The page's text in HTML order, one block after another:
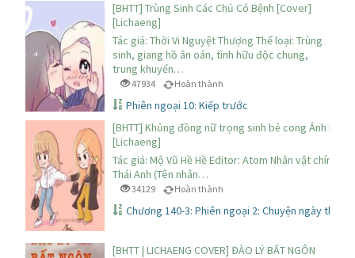
[BHTT] Trùng Sinh Các Chủ Có Bệnh [Cover]
[Lichaeng]
Tác giả: Thời Vi Nguyệt Thượng Thể loại: Trùng
sinh, giang hồ ân oán, tình hữu độc chung,
trung khuyển…
47934 Hoàn thành
Phiên ngoại 10: Kiếp trước
[BHTT] Khủng đồng nữ trọng sinh bẻ cong Ảnh hậu
[Lichaeng]
Tác giả: Mộ Vũ Hề Hề Editor: Atom Nhân vật chính:
Thái Anh (Tên nhân…
34129 Hoàn thành
Chương 140-3: Phiên ngoại 2: Chuyện ngày
[BHTT | LICHAENG COVER] ĐÀO LÝ BẤT NGÔN